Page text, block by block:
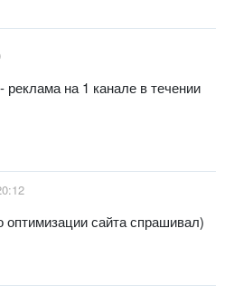
на 1 канале в течении
оптимизации сайта спрашивал)